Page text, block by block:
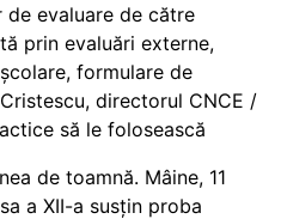
de evaluare de către
prin evaluări externe,
formulare de
directorul CNCE /
să le folosească
de toamnă. Mâine, 11
a XII-a susțin proba